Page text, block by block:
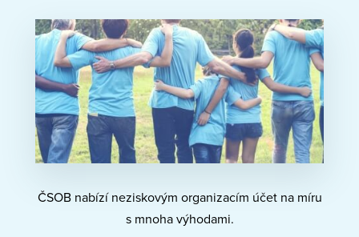
ČSOB nabízí neziskovým organizacím účet na míru
s mnoha výhodami.